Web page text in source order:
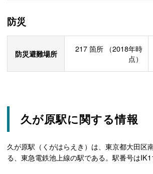
防災
防災避難場所 217 箇所
（2018年時
点）
久が原駅に関する情報
久が原駅（くがはらえき）は、東京都大田区
る、東急電鉄池上線の駅である。駅番号はIK11